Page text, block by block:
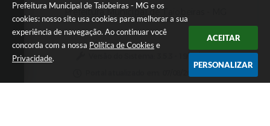
Prefeitura Municipal de Taiobeiras - MG e os
cookies: nosso site usa cookies para melhorar a sua
experiência de navegação. Ao continuar você
concorda com a nossa Política de Cookies e
Privacidade.
ACEITAR
PERSONALIZAR
Prefeitura Municipal de Taiobeiras - MG
3.5.3 - 19/06/2026